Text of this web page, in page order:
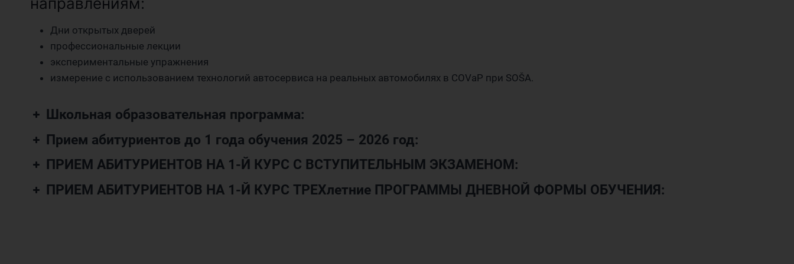
Дни открытых дверей
профессиональные лекции
экспериментальные упражнения
измерение с использованием технологий автосервиса на реальных автомобилях в COVaP при SOŠA.
Школьная образовательная программа:
Прием абитуриентов до 1 года обучения 2025 – 2026 год:
ПРИЕМ АБИТУРИЕНТОВ НА 1-Й КУРС С ВСТУПИТЕЛЬНЫМ ЭКЗАМЕНОМ:
ПРИЕМ АБИТУРИЕНТОВ НА 1-Й КУРС ТРЕХлетние ПРОГРАММЫ ДНЕВНОЙ ФОРМЫ ОБУЧЕНИЯ: